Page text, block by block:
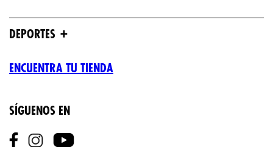
DEPORTES +
ENCUENTRA TU TIENDA
SÍGUENOS EN